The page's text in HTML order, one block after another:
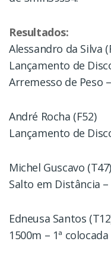
Resultados:
Alessandro da Silva
Lançamento de
Arremesso de Peso
André Rocha (F52)
Lançamento de
Michel Guscavo (T47)
Salto em Distância
Edneusa Santos
1500m – 1ª